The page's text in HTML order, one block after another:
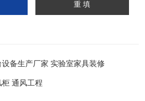
备生产厂家 实验室家具装修
通风工程